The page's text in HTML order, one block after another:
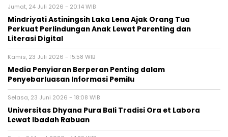
Jumat, 24 Juli 2026 - 20:14 WIB
Mindriyati Astiningsih Laka Lena Ajak Orang Tua
Perkuat Perlindungan Anak Lewat Parenting dan
Literasi Digital
Kamis, 23 Juli 2026 - 15:58 WIB
Media Penyiaran Berperan Penting dalam
Penyebarluasan Informasi Pemilu
Selasa, 23 Juni 2026 - 18:08 WIB
Universitas Dhyana Pura Bali Tradisi Ora et Labora
Lewat Ibadah Rabuan